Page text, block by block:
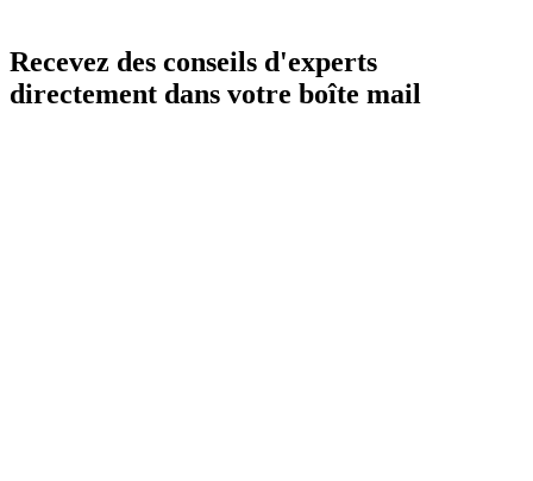
Recevez des conseils d'experts
directement dans votre boîte mail